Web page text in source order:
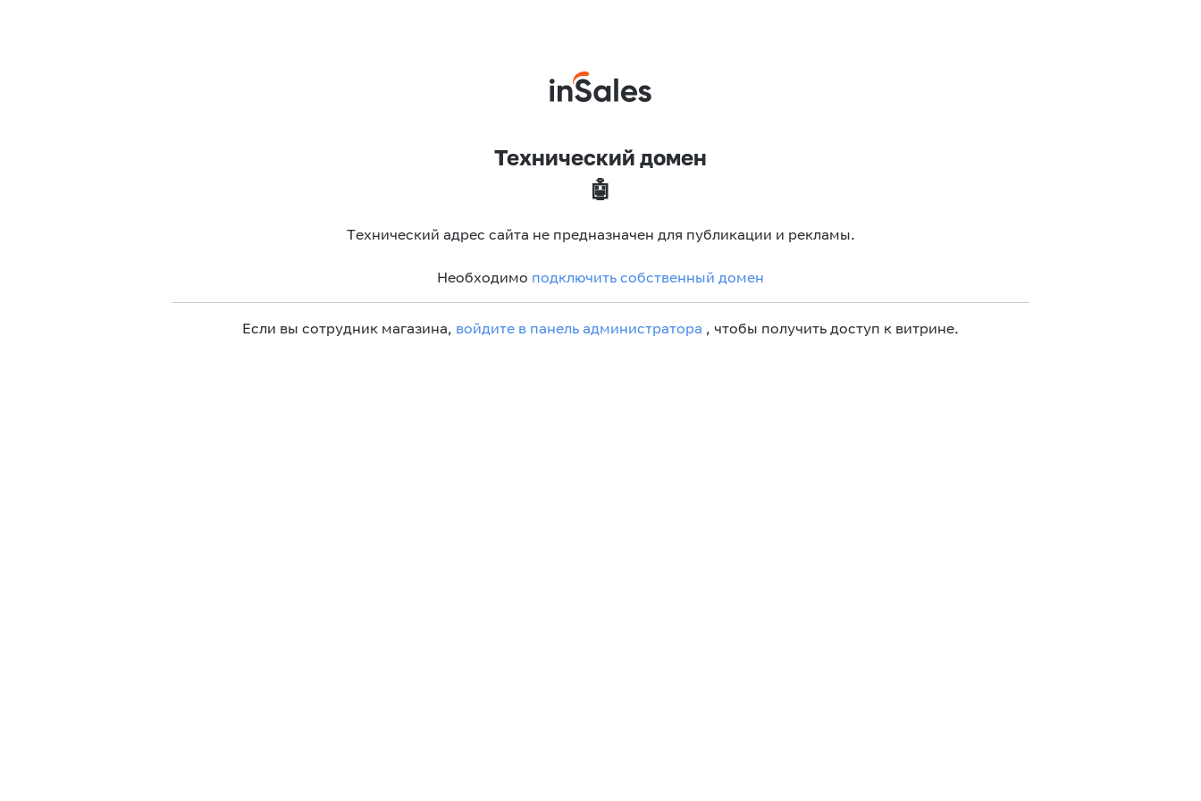
Технический домен
🤖
Технический адрес сайта не предназначен для публикации и рекламы.
Необходимо подключить собственный домен
Если вы сотрудник магазина, войдите в панель администратора , чтобы получить доступ к витрине.